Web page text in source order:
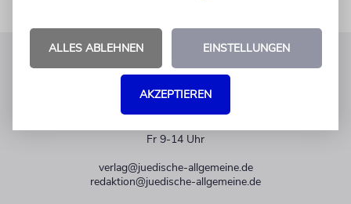
KUNDENSERVICE
Fr 9-14 Uhr
verlag@juedische-allgemeine.de
redaktion@juedische-allgemeine.de
ALLES ABLEHNEN EINSTELLUNGEN
AKZEPTIEREN